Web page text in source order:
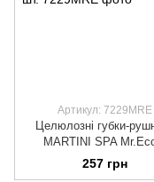
Артикул: 7229MRE
Целюлозні губки-
MARTINI SPA
Cellulose Sponge Cloths,
257 грн